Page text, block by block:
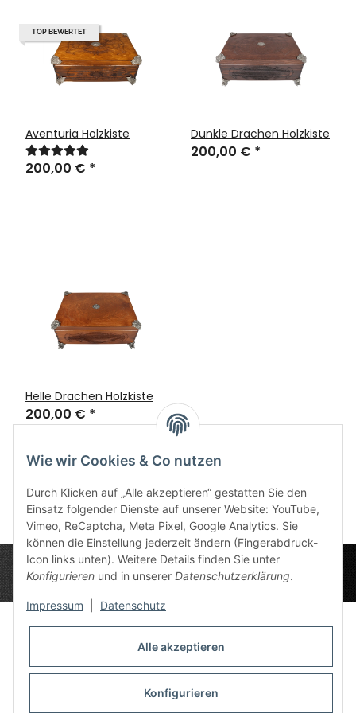
TOP BEWERTET
Aventuria Holzkiste
200,00 € *
Dunkle Drachen Holzkiste
200,00 € *
Helle Drachen Holzkiste
200,00 € *
Artikel 1 - 3 von 3
Datenschutz-Einstellungen
Wie wir Cookies & Co nutzen
Durch Klicken auf „Alle akzeptieren“ gestatten Sie den
Einsatz folgender Dienste auf unserer Website: YouTube,
Vimeo, ReCaptcha, Meta Pixel, Google Analytics. Sie
können die Einstellung jederzeit ändern (Fingerabdruck-
Icon links unten). Weitere Details finden Sie unter
Konfigurieren und in unserer Datenschutzerklärung.
Impressum Datenschutz
Alle akzeptieren
Konfigurieren